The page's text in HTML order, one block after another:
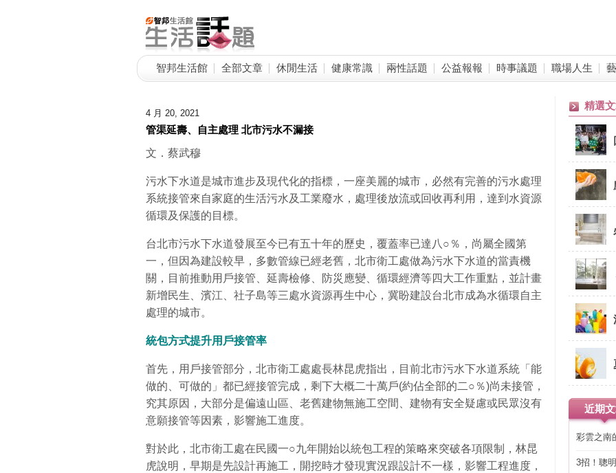
智邦生活館 全部文章 休閒生活 健康常識 兩性話題 公益報報 時事議題 職場人生
4 月 20, 2021
管渠延壽、自主處理 北市污水不漏接
文．蔡武穆
污水下水道是城市進步及現代化的指標，一座美麗的城市，必然有完善的污水處理
系統接管來自家庭的生活污水及工業廢水，處理後放流或回收再利用，達到水資源
循環及保護的目標。
台北市污水下水道發展至今已有五十年的歷史，覆蓋率已達八○％，尚屬全國第
一，但因為建設較早，多數管線已經老舊，北市衛工處做為污水下水道的當責機
關，目前推動用戶接管、延壽檢修、防災應變、循環經濟等四大工作重點，並計畫
新增民生、濱江、社子島等三處水資源再生中心，冀盼建設台北市成為水循環自主
處理的城市。
統包方式提升用戶接管率
首先，用戶接管部分，北市衛工處處長林昆虎指出，目前北市污水下水道系統「能
做的、可做的」都已經接管完成，剩下大概二十萬戶(約佔全部的二○％)尚未接管，
究其原因，大部分是偏遠山區、老舊建物無施工空間、建物有安全疑慮或民眾沒有
意願接管等因素，影響施工進度。
對於此，北市衛工處在民國一○九年開始以統包工程的策略來突破各項限制，林昆
虎說明，早期是先設計再施工，開挖時才發現實況跟設計不一樣，影響工程進度，
精選
近期
彩雲之南
3招！聰